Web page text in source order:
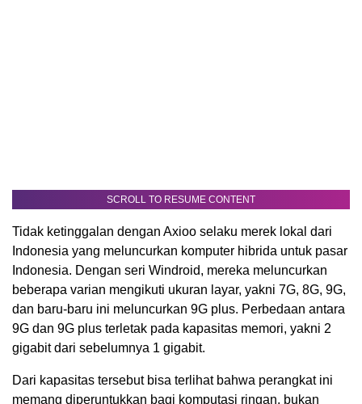
SCROLL TO RESUME CONTENT
Tidak ketinggalan dengan Axioo selaku merek lokal dari
Indonesia yang meluncurkan komputer hibrida untuk pasar
Indonesia. Dengan seri Windroid, mereka meluncurkan
beberapa varian mengikuti ukuran layar, yakni 7G, 8G, 9G,
dan baru-baru ini meluncurkan 9G plus. Perbedaan antara
9G dan 9G plus terletak pada kapasitas memori, yakni 2
gigabit dari sebelumnya 1 gigabit.
Dari kapasitas tersebut bisa terlihat bahwa perangkat ini
memang diperuntukkan bagi komputasi ringan, bukan